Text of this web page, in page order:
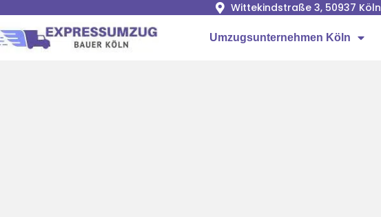
Wittekindstraße 3, 50937 Köln
Umzugsunternehmen Köln